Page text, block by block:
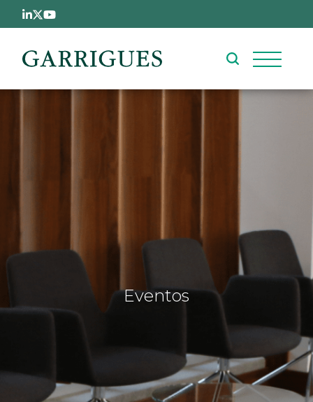
Pasar al contenido principal
Eventos